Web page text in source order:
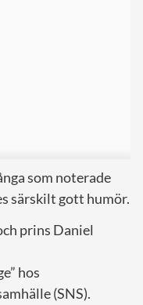
som noterade
särskilt gott humör.
prins Daniel
hos
(SNS).